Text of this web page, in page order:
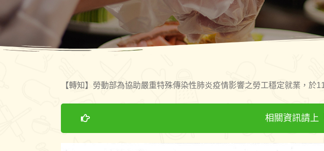
【轉知】勞動部為協助嚴重特殊傳染性肺炎疫情影響之勞工穩定就業，於
相關資訊請上